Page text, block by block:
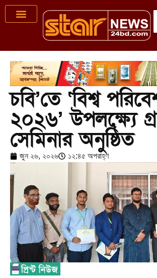
চবি’তে ‘বিশ্ব
২০২৬’ উপলক্ষ্যে
সেমিনার অনুষ্ঠিত
জুন ২৬, ২০২৬ ১২:৪৫ অপরাহ্ণ